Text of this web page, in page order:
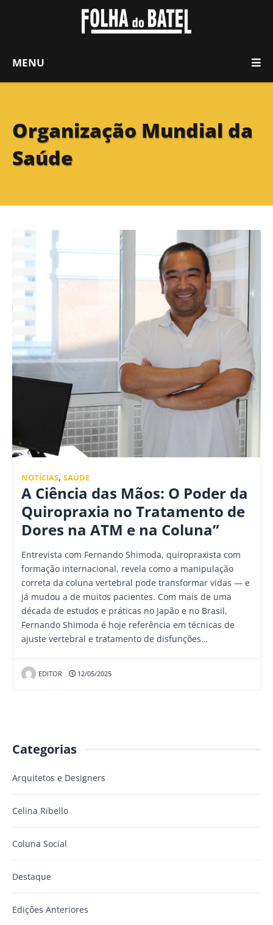
MENU
Organização Mundial da
Saúde
NOTÍCIAS, SAÚDE
A Ciência das Mãos: O Poder da
Quiropraxia no Tratamento de
Dores na ATM e na Coluna”
Entrevista com Fernando Shimoda, quiropraxista com
formação internacional, revela como a manipulação
correta da coluna vertebral pode transformar vidas — e
já mudou a de muitos pacientes. Com mais de uma
década de estudos e práticas no Japão e no Brasil,
Fernando Shimoda é hoje referência em técnicas de
ajuste vertebral e tratamento de disfunções…
EDITOR 12/05/2025
Categorias
Arquitetos e Designers
Celina Ribello
Coluna Social
Destaque
Edições Anteriores